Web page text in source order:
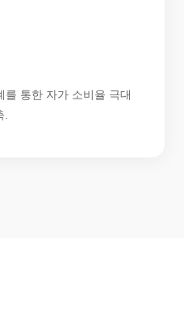
를 통한 자가 소비율 극대